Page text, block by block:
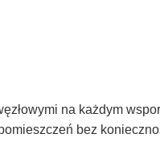
na każdym
bez